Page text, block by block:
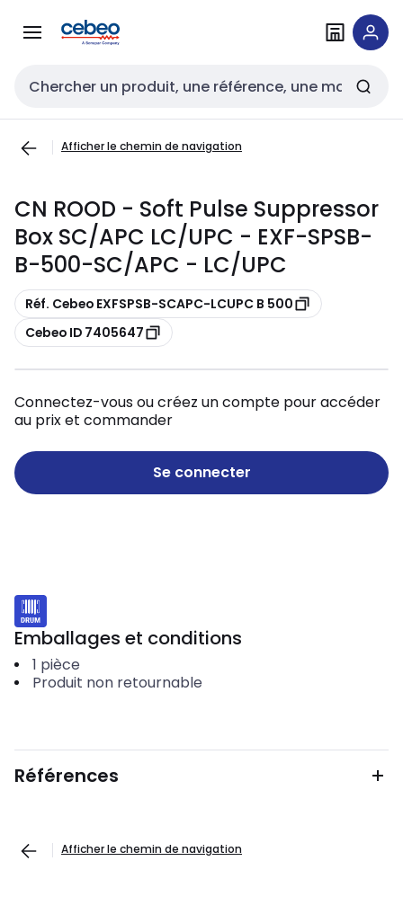
navigationau
Entrée de recherche
Afficher le chemin de navigation
CN ROOD - Soft Pulse Suppressor
Box SC/APC LC/UPC - EXF-SPSB-
B-500-SC/APC - LC/UPC
Copier
Réf. Cebeo EXFSPSB-SCAPC-LCUPC B 500
Copier
Cebeo ID 7405647
Connectez-vous ou créez un compte pour accéder
au prix et commander
Se connecter
Emballages et conditions
1 pièce
Produit non retournable
Références
Afficher le chemin de navigation